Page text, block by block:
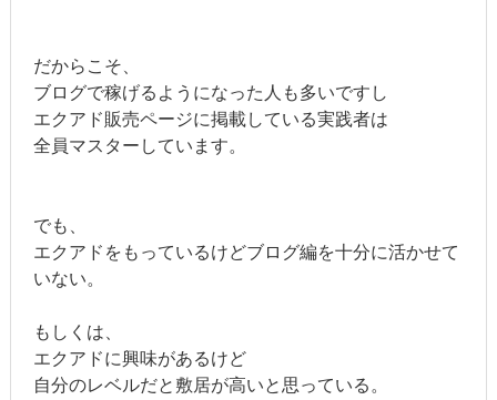
だからこそ、
ブログで稼げるようになった人も多いですし
エクアド販売ページに掲載している実践者は
全員マスターしています。
でも、
エクアドをもっているけどブログ編を十分に活かせて
いない。
もしくは、
エクアドに興味があるけど
自分のレベルだと敷居が高いと思っている。